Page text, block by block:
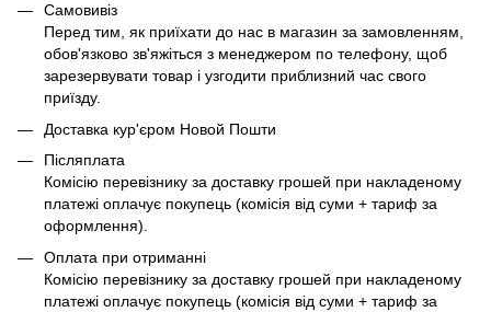
Самовивіз
Перед тим, як приїхати до нас в магазин за замовленням,
обов'язково зв'яжіться з менеджером по телефону, щоб
зарезервувати товар і узгодити приблизний час свого
приїзду.
Доставка кур'єром Новой Пошти
Післяплата
Комісію перевізнику за доставку грошей при накладеному
платежі оплачує покупець (комісія від суми + тариф за
оформлення).
Оплата при отриманні
Комісію перевізнику за доставку грошей при накладеному
платежі оплачує покупець (комісія від суми + тариф за